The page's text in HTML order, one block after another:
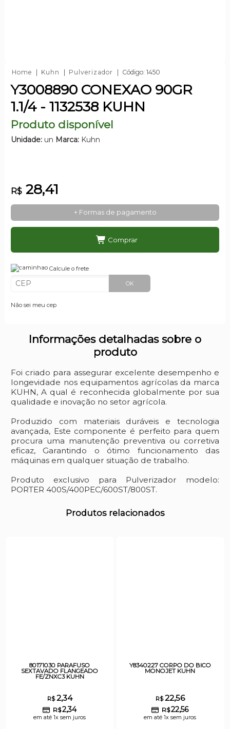
Home Kuhn Pulverizador Código: 1450
Y3008890 CONEXAO 90GR
1.1/4 - 1132538 KUHN
Produto disponível
Unidade:un Marca:Kuhn
R$28,41
+ Formas de pagamento
Comprar
Calcule o frete
OK
Não sei meu cep
Informações detalhadas sobre o
produto
Foi criado para assegurar excelente desempenho e
longevidade nos equipamentos agrícolas da marca
KUHN, A qual é reconhecida globalmente por sua
qualidade e inovação no setor agrícola.
Produzido com materiais duráveis e tecnologia
avançada, Este componente é perfeito para quem
procura uma manutenção preventiva ou corretiva
eficaz, Garantindo o ótimo funcionamento das
máquinas em qualquer situação de trabalho.
Produto exclusivo para Pulverizador modelo:
PORTER 400S/400PEC/600ST/800ST.
Produtos relacionados
80171030 PARAFUSO
SEXTAVADO FLANGEADO
FE/ZNXC3 KUHN
R$2,34
R$2,34
em até 1x sem juros
Y8340227 CORPO DO BICO
MONOJET KUHN
R$22,56
R$22,56
em até 1x sem juros